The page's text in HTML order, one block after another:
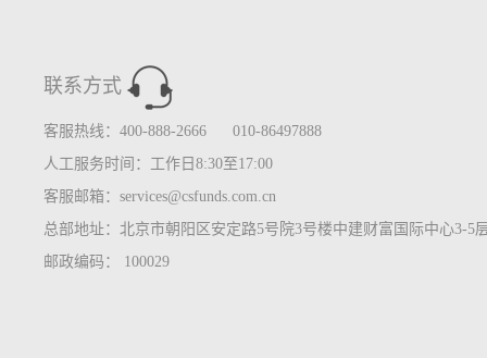
联系方式
客服热线：400-888-2666 010-86497888
人工服务时间：工作日8:30至17:00
客服邮箱：services@csfunds.com.cn
总部地址：北京市朝阳区安定路5号院3号楼中建财富国际中心3-5
邮政编码： 100029